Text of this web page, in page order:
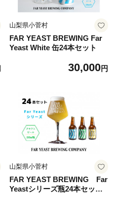
山梨県小菅村
FAR YEAST BREWING Far
Yeast White 缶24本セット
30,000円
山梨県小菅村
FAR YEAST BREWING Far
Yeastシリーズ瓶24本セット